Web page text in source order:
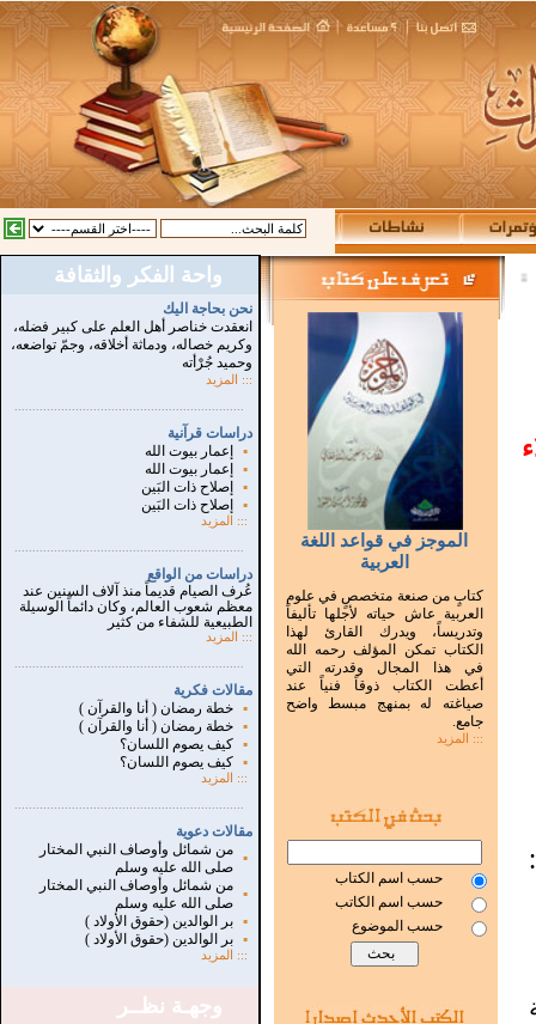
واحة الفكر والثقافة
نحن بحاجة اليك
انعقدت خناصر أهل العلم على كبير فضله،
وكريم خصاله، ودماثة أخلاقه، وجمّ تواضعه،
وحميد جُرْأته
::: المزيد
دراسات قرآنية
▪
إعمار بيوت الله
▪
إعمار بيوت الله
▪
إصلاح ذات البَين
▪
إصلاح ذات البَين
:::
المزيد
دراسات من الواقع
عُرف الصيام قديماً منذ آلاف السنين عند
معظم شعوب العالم، وكان دائماً الوسيلة
الطبيعية للشفاء من كثير
:::
المزيد
مقالات فكرية
▪
خطة رمضان ( أنا والقرآن )
▪
خطة رمضان ( أنا والقرآن )
▪
كيف يصوم اللسان؟
▪
كيف يصوم اللسان؟
:::
المزيد
مقالات دعوية
▪
من شمائل وأوصاف النبي المختار
صلى الله عليه وسلم
▪
من شمائل وأوصاف النبي المختار
صلى الله عليه وسلم
▪
بر الوالدين (حقوق الأولاد )
▪
بر الوالدين (حقوق الأولاد )
::: المزيد
وجهـة نظــر
الموجز في قواعد اللغة
العربية
كتابٍ من صنعة متخصصٍ في علوم
العربية عاش حياته لأجلها تأليفاً
وتدريساً، ويدرك القارئ لهذا
الكتاب تمكن المؤلف رحمه الله
في هذا المجال وقدرته التي
أعطت الكتاب ذوقاً فنياً عند
صياغته له بمنهج مبسط واضح
جامع.
::: المزيد
حسب اسم الكتاب
حسب اسم الكاتب
حسب الموضوع